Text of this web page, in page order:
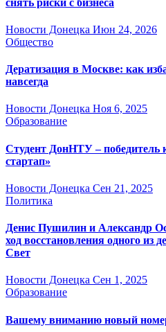
Новости Донецка Июн 24, 2026
Общество
Дератизация в Москве: как
навсегда
Новости Донецка Ноя 6, 2025
Образование
Студент ДонНТУ – победитель
стартап»
Новости Донецка Сен 21, 2025
Политика
Денис Пушилин и Александр
ход восстановления одного из
Свет
Новости Донецка Сен 1, 2025
Образование
Вашему вниманию новый